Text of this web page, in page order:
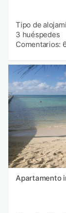
Tipo de
3 huéspedes
Comentarios:
Apartamento